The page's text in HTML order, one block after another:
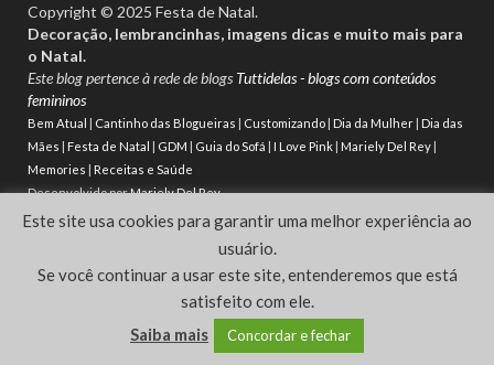
Copyright © 2025 Festa de Natal.
Decoração, lembrancinhas, imagens dicas e muito mais para
o Natal.
Este blog pertence à rede de blogs Tuttidelas - blogs com conteúdos
femininos
Bem Atual | Cantinho das Blogueiras | Customizando | Dia da Mulher | Dia das
Mães | Festa de Natal | GDM | Guia do Sofá | I Love Pink | Mariely Del Rey |
Memories | Receitas e Saúde
Desenvolvido porMariely Del Rey
Powered by WordPressandHitMag
Este site usa cookies para garantir uma melhor experiência ao
usuário.
Se você continuar a usar este site, entenderemos que está
satisfeito com ele.
Saiba mais
Concordar e fechar